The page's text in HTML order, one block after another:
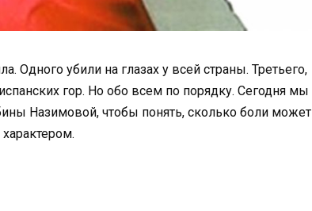
Одного убили на глазах у всей страны. Третьего,
гор. Но обо всем по порядку. Сегодня мы
Назимовой, чтобы понять, сколько боли может